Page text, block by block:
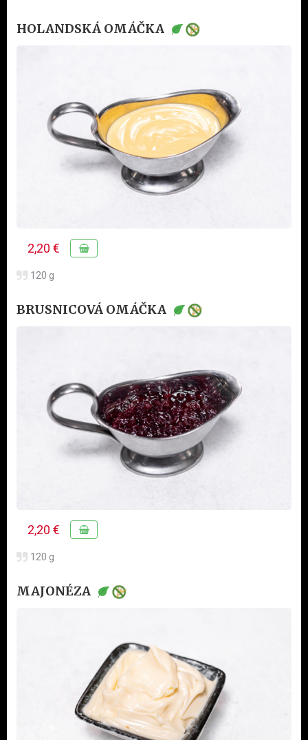
HOLANDSKÁ OMÁČKA
2,20 €
120 g
BRUSNICOVÁ OMÁČKA
2,20 €
120 g
MAJONÉZA